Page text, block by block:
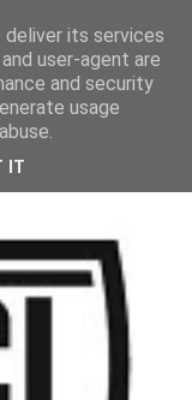
its services
user-agent are
and security
usage
IT